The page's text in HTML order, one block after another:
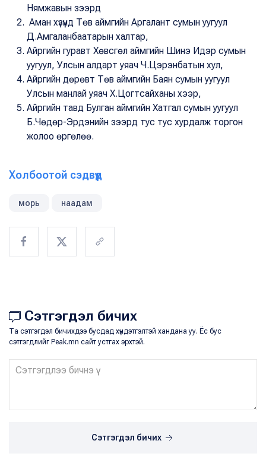
Нямжавын зээрд
Аман хүзүүнд Төв аймгийн Аргалант сумын уугуул
Д.Амгаланбаатарын халтар,
Айргийн гуравт Хөвсгөл аймгийн Шинэ Идэр сумын
уугуул, Улсын алдарт уяач Ч.Цэрэнбатын хул,
Айргийн дөрөвт Төв аймгийн Баян сумын уугуул
Улсын манлай уяач Х.Цогтсайханы хээр,
Айргийн тавд Булган аймгийн Хатгал сумын уугуул
Б.Чөдөр-Эрдэнийн зээрд тус тус хурдалж торгон
жолоо өргөлөө.
Холбоотой сэдвүүд
морь наадам
Сэтгэгдэл бичих
Та сэтгэгдэл бичихдээ бусдад хүндэтгэлтэй хандана уу. Ёс бус
сэтгэгдлийг Peak.mn сайт устгах эрхтэй.
Сэтгэгдэл бичих